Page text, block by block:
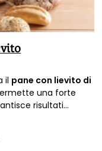
il pane con lievito di
una forte
risultati